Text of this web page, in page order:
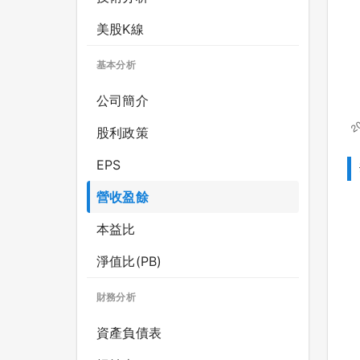
美股K線
基本分析
公司簡介
股利政策
EPS
營收盈餘
本益比
淨值比(PB)
財務分析
資產負債表